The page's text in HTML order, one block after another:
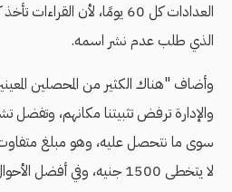
العدادات كل 60 يومًا، لأن
الذي طلب عدم نشر اسمه.
وأضاف "هناك الكثير من المحصلين
والإدارة ترفض تثبيتنا مكانهم، وتفضل
سوى ما نتحصل عليه، وهو مبلغ
لا يتخطى 1500 جنيه، وفي أفضل الأحوال لا يزيد عن 3500 جنيه".